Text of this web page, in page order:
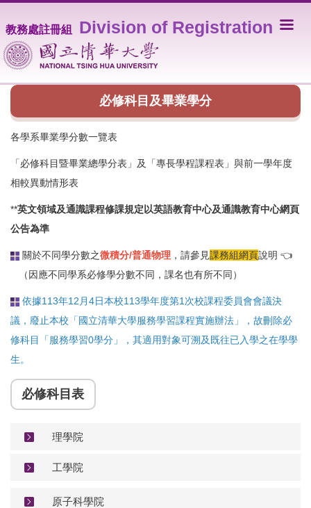
到
主
要
內
容
教務處註冊組 Division of Registration
必修科目及畢業學分
各學系畢業學分數一覽表
「必修科目暨畢業總學分表」及「專長學程課程表」與前一學年度
相較異動情形表
**英文領域及通識課程修課規定以英語教育中心及通識教育中心網頁
公告為準
關於不同學分數之微積分/普通物理 ，請參見課務組網頁說明 👈
（因應不同學系必修學分數不同，課名也有所不同）
依據113年12月4日本校113學年度第1次校課程委員會會議決
議，廢止本校「國立清華大學服務學習課程實施辦法」， 故刪除必
修科目「服務學習0學分」
， 其適用對象可溯及既往已入學之在學學
生。
必修科目表
理學院
工學院
原子科學院